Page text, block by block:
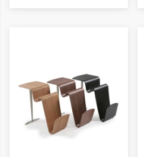
Tyg B Evita Sand
8 325 kr
4-6 Veckor